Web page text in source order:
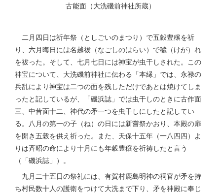
古能面（大洗磯前神社所蔵）
二月四日は祈年祭（としごいのまつり）で五穀豊穣を祈
り、六月晦日には名越祓（なごしのはらい）で穢（けが）れ
を祓った。そして、七月七日には神宝が虫干しされた。この
神宝について、大洗磯前神社に伝わる「本縁」では、永禄の
兵乱により神宝は二つの面を残しただけであとは焼けてしま
ったと記しているが、「磯浜誌」では虫干しのときに古作面
三、中昔面十二、神代の矛一つを虫干しにしたと記してい
る。八月の第一の子（ね）の日には新嘗祭かおり、本殿の扉
を開き五穀を供え祈った。また、天保十五年（一八四四）よ
りは斉昭の命により十月にも年穀豊穣を祈祷したと言う
（「磯浜誌」）。
九月二十五日の祭礼には、有賀村鹿島明神の祠官が矛を持
ち村民数十人の護衛をつけて大洗まで下り、矛を神殿に奉じ